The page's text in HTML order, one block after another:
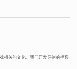
相关的文化。我们开发原创的播客